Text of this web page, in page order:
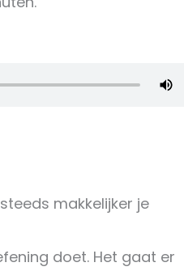
makkelijker je
doet. Het gaat er